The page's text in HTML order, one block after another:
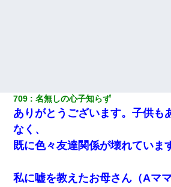
709 名無しの心子知らず
ありがとうございます。子供も
なく、
既に色々友達関係が壊れていま
私に嘘を教えたお母さん（Aマ